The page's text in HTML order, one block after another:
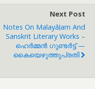
Next Post
Notes On Malayāḷam And
Sanskrit Literary Works –
ഹെർമ്മൻ ഗുണ്ടർട്ട് —
കൈയെഴുത്തുപ്രതി